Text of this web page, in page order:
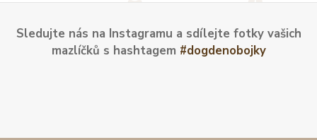
Sledujte nás na Instagramu a sdílejte fotky vašich
mazlíčků s hashtagem #dogdenobojky